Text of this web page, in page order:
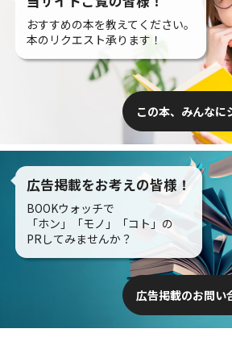
おすすめの本を教えてください。
本のリクエスト承ります！
この本、みんなに
広告掲載をお考えの皆様！
BOOKウォッチで
「ホン」「モノ」「コト」の
PRしてみませんか？
広告掲載のお問い